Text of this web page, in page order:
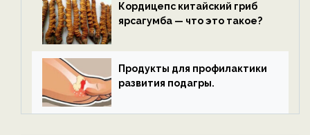
Кордицепс китайский гриб
ярсагумба — что это такое?
Продукты для профилактики
развития подагры.